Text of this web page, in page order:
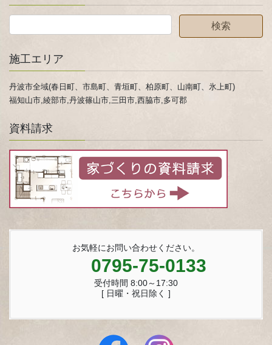
施工エリア
丹波市全域(春日町、市島町、青垣町、柏原町、山南町、氷上町)
福知山市,綾部市,丹波篠山市,三田市,西脇市,多可郡
資料請求
お気軽にお問い合わせください。
0795-75-0133
受付時間 8:00～17:30
[ 日曜・祝日除く ]